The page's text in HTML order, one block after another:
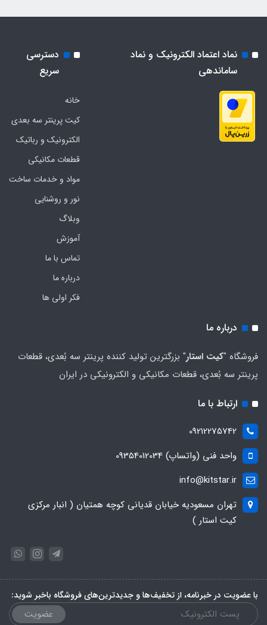
نماد اعتماد الکترونیک و نماد
ساماندهی
دسترسی
سریع
خانه
کیت پرینتر سه بعدی
الکترونیک و رباتیک
قطعات مکانیکی
مواد و خدمات ساخت
نور و روشنایی
وبلاگ
آموزش
تماس با ما
درباره ما
فکر اولی ها
درباره ما
فروشگاه "کیت استار" بزرگترین تولید کننده پرینتر سه بُعدی، قطعات
پرینتر سه بُعدی، قطعات مکانیکی و الکترونیکی در ایران
ارتباط با ما
09212275742
واحد فنی (واتساپ) 09354012034
info@kitstar.ir
تهران مسعودیه خیابان قدیانی کوچه همتیان ( انبار مرکزی
کیت استار )
با عضویت در خبرنامه، از تخفیف‌ها و جدیدترین‌های فروشگاه باخبر شوید:
عضویت